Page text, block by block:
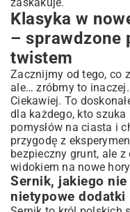
słodkości
Tajemnice udanego
triki mistrzów
Wybór składników –
smaku
Najczęstsze błędy i
Dekorowanie ciast –
kunsztu
Klasyka w
– sprawdzone
twistem
Zacznijmy od tego, co
ale… zróbmy to
Ciekawiej. To
dla każdego, kto szuka
pomysłów na ciasta i
przygodę z
bezpieczny grunt, ale
widokiem na nowe
Sernik, jakiego
nietypowe